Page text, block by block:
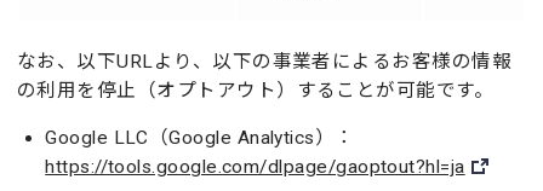
なお、以下URLより、以下の事業者によるお客様の情報
の利用を停止（オプトアウト）することが可能です。
Google LLC（Google Analytics）：
https://tools.google.com/dlpage/gaoptout?hl=ja